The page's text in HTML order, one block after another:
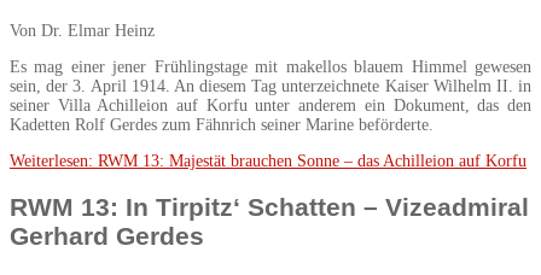
Von Dr. Elmar Heinz
Es mag einer jener Frühlingstage mit makellos blauem Himmel gewesen
sein, der 3. April 1914. An diesem Tag unterzeichnete Kaiser Wilhelm II. in
seiner Villa Achilleion auf Korfu unter anderem ein Dokument, das den
Kadetten Rolf Gerdes zum Fähnrich seiner Marine beförderte.
Weiterlesen: RWM 13: Majestät brauchen Sonne – das Achilleion auf Korfu
RWM 13: In Tirpitz‘ Schatten – Vizeadmiral
Gerhard Gerdes